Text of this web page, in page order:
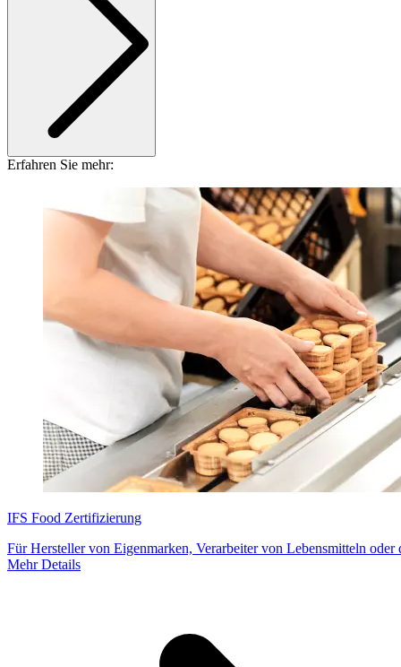
Erfahren Sie mehr:
IFS Food Zertifizierung
Für Hersteller von Eigenmarken, Verarbeiter von Lebensmitteln
Mehr Details